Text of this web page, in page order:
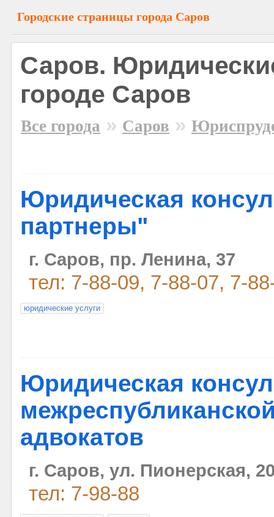
Городские страницы города Саров
Саров.
городе Саров
Все города » Саров »
Юридическая
партнеры"
г. Саров, пр. Ленина, 37
тел: 7-88-09, 7-88-07, 7-
юридические услуги
Юридическая
адвокатов
г. Саров, ул. Пионерская,
тел: 7-98-88